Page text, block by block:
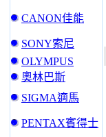
CANON佳能
SONY索尼
OLYMPUS
奧林巴斯
SIGMA適馬
PENTAX賓得士